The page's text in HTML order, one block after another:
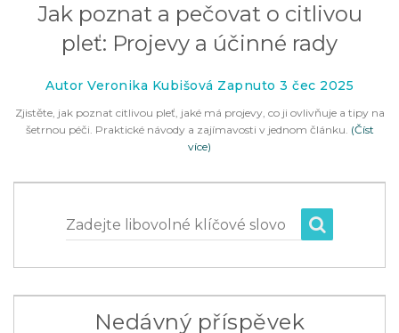
Jak poznat a pečovat o citlivou
pleť: Projevy a účinné rady
Autor Veronika Kubišová Zapnuto 3 čec 2025
Zjistěte, jak poznat citlivou pleť, jaké má projevy, co ji ovlivňuje a tipy na
šetrnou péči. Praktické návody a zajímavosti v jednom článku. (Číst
více)
Zadejte libovolné klíčové slovo
Nedávný příspěvek